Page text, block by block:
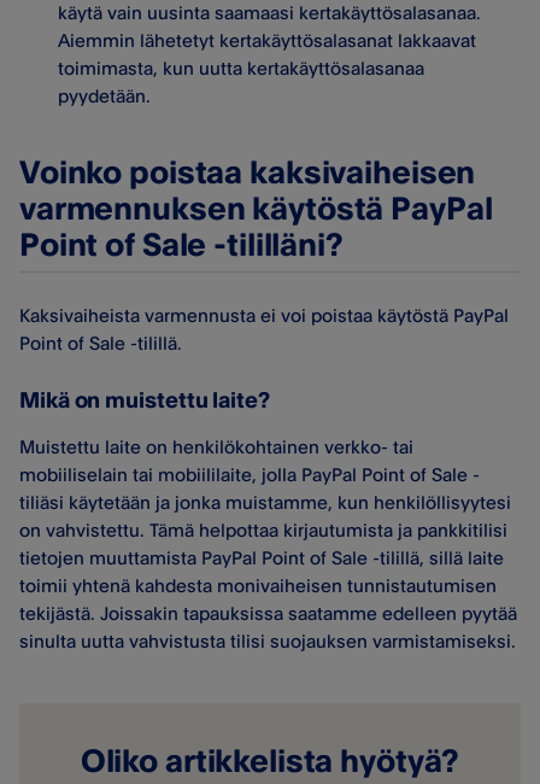
käytä vain uusinta saamaasi kertakäyttösalasanaa.
Aiemmin lähetetyt kertakäyttösalasanat lakkaavat
toimimasta, kun uutta kertakäyttösalasanaa
pyydetään.
Voinko poistaa kaksivaiheisen
varmennuksen käytöstä PayPal
Point of Sale -tililläni?
Kaksivaiheista varmennusta ei voi poistaa käytöstä PayPal
Point of Sale -tilillä.
Mikä on muistettu laite?
Muistettu laite on henkilökohtainen verkko- tai
mobiiliselain tai mobiililaite, jolla PayPal Point of Sale -
tiliäsi käytetään ja jonka muistamme, kun henkilöllisyytesi
on vahvistettu. Tämä helpottaa kirjautumista ja pankkitilisi
tietojen muuttamista PayPal Point of Sale -tilillä, sillä laite
toimii yhtenä kahdesta monivaiheisen tunnistautumisen
tekijästä. Joissakin tapauksissa saatamme edelleen pyytää
sinulta uutta vahvistusta tilisi suojauksen varmistamiseksi.
Oliko artikkelista hyötyä?